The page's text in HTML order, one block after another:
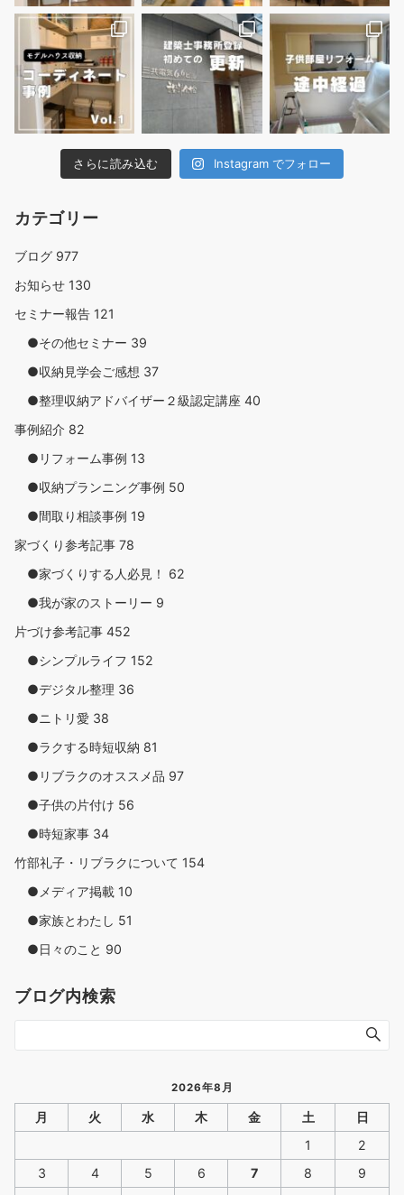
さらに読み込む Instagram でフォロー
カテゴリー
ブログ 977
お知らせ 130
セミナー報告 121
●その他セミナー 39
●収納見学会ご感想 37
●整理収納アドバイザー２級認定講座 40
事例紹介 82
●リフォーム事例 13
●収納プランニング事例 50
●間取り相談事例 19
家づくり参考記事 78
●家づくりする人必見！ 62
●我が家のストーリー 9
片づけ参考記事 452
●シンプルライフ 152
●デジタル整理 36
●ニトリ愛 38
●ラクする時短収納 81
●リブラクのオススメ品 97
●子供の片付け 56
●時短家事 34
竹部礼子・リブラクについて 154
●メディア掲載 10
●家族とわたし 51
●日々のこと 90
ブログ内検索
2026年8月
月 火 水 木 金 土
日
1
2
3
4 5 6 7 8
9